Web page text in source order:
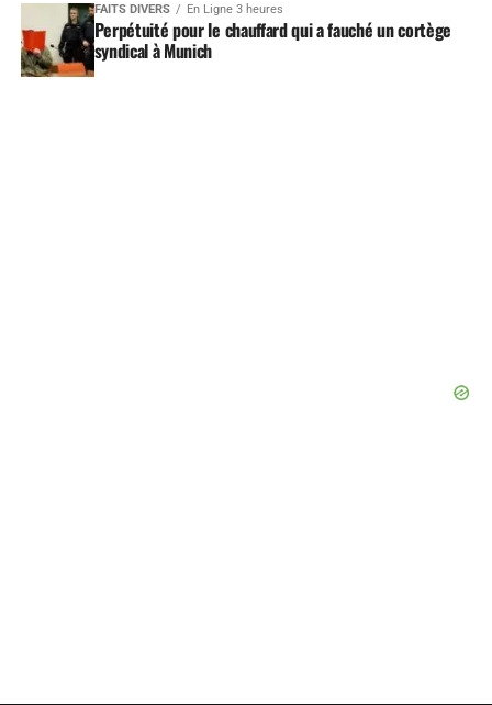
FAITS DIVERS En Ligne 3 heures
Perpétuité pour le chauffard qui a fauché un cortège
syndical à Munich